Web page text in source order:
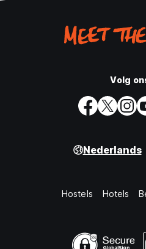
Volg
Nederlands
Hostels Hotels